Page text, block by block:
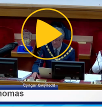
Play
Video